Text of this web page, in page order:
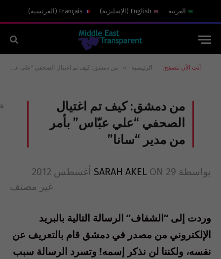
العربية English
( الإنجليزية)
Français
( الفرنسية)
أنت الآن تتصفح: الرئيسية » من دمشق: كيف تم اغتيال الصحفي “علي عبّاس” بأمر من مدير “سانا”
من دمشق: كيف تم اغتيال
الصحفي “علي عبّاس” بأمر
من مدير “سانا”
بواسطة SARAH AKEL ON 29 أغسطس 2012
غير مصنف
وردت إلى “الشفاف” الرسالة التالية بالبريد
الإلكتروني من مصدر في دمشق قام بالتعريف عن
نفسه، ولكننا لن نذكر إسمه! وتسرد الرسالة سبب